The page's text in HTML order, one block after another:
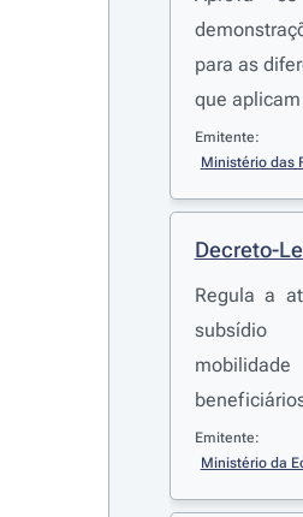
para as
que aplicam
Emitente:
Ministério das
Decreto-
Regula a
serviços
entre o
Região
Emitente:
Ministério da